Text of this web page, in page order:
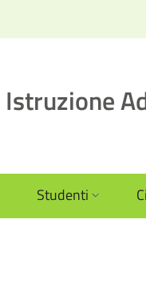
Istruzione
Studenti